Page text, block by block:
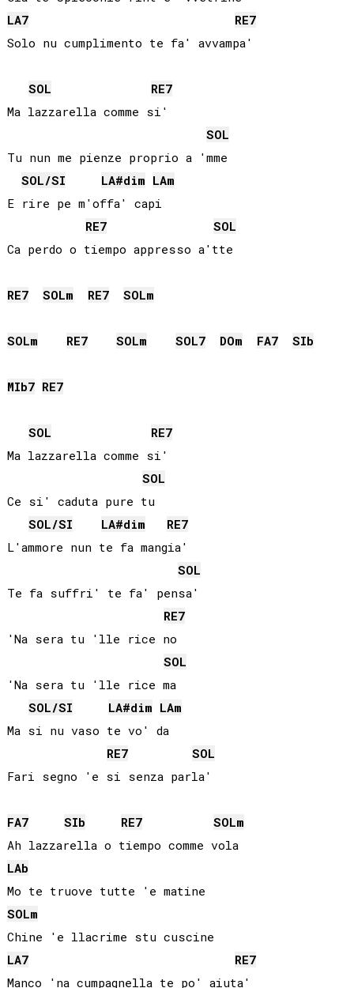
LA7 RE7
SOL RE7
Ma lazzarella comme si'
SOL
Tu nun me pienze proprio a 'mme
SOL/SI LA#dim LAm
E rire pe m'offa' capi
RE7
SOL
RE7 SOLm RE7 SOLm
SOLm RE7 SOLm SOL7 DOm FA7 SIb
MIb7 RE7
SOL RE7
Ma lazzarella comme si'
SOL
Ce si' caduta pure tu
SOL/SI LA#dim RE7
L'ammore nun te fa mangia'
SOL
Te fa suffri' te fa' pensa'
RE7
'Na sera tu 'lle rice no
SOL
'Na sera tu 'lle rice ma
SOL/SI LA#dim LAm
Ma si nu vaso te vo' da
RE7
SOL
FA7 SIb RE7 SOLm
Ah lazzarella o tiempo comme vola
LAb
SOLm
LA7 RE7